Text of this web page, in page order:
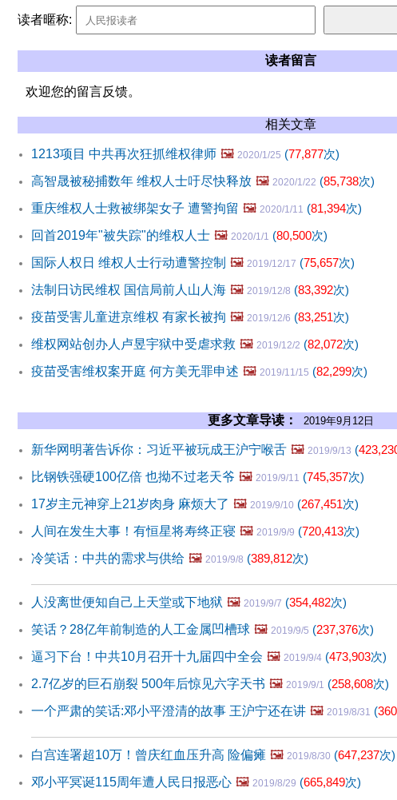
读者暱称:
读者留言
欢迎您的留言反馈。
相关文章
1213项目 中共再次狂抓维权律师 🖼️ 2020/1/25 (77,877次)
高智晟被秘捕数年 维权人士吁尽快释放 🖼️ 2020/1/22 (85,738次)
重庆维权人士救被绑架女子 遭警拘留 🖼️ 2020/1/11 (81,394次)
回首2019年"被失踪"的维权人士 🖼️ 2020/1/1 (80,500次)
国际人权日 维权人士行动遭警控制 🖼️ 2019/12/17 (75,657次)
法制日访民维权 国信局前人山人海 🖼️ 2019/12/8 (83,392次)
疫苗受害儿童进京维权 有家长被拘 🖼️ 2019/12/6 (83,251次)
维权网站创办人卢昱宇狱中受虐求救 🖼️ 2019/12/2 (82,072次)
疫苗受害维权案开庭 何方美无罪申述 🖼️ 2019/11/15 (82,299次)
更多文章导读： 2019年9月12日
新华网明著告诉你：习近平被玩成王沪宁喉舌 🖼️ 2019/9/13 (
比钢铁强硬100亿倍 也拗不过老天爷 🖼️ 2019/9/11 (745,357次)
17岁主元神穿上21岁肉身 麻烦大了 🖼️ 2019/9/10 (267,451次)
人间在发生大事！有恒星将寿终正寝 🖼️ 2019/9/9 (720,413次)
冷笑话：中共的需求与供给 🖼️ 2019/9/8 (389,812次)
人没离世便知自己上天堂或下地狱 🖼️ 2019/9/7 (354,482次)
笑话？28亿年前制造的人工金属凹槽球 🖼️ 2019/9/5 (237,376次)
逼习下台！中共10月召开十九届四中全会 🖼️ 2019/9/4 (473,903次)
2.7亿岁的巨石崩裂 500年后惊见六字天书 🖼️ 2019/9/1 (258,608次)
一个严肃的笑话:邓小平澄清的故事 王沪宁还在讲 🖼️ 2019/8/31 (
白宫连署超10万！曾庆红血压升高 险偏瘫 🖼️ 2019/8/30 (647,237次)
邓小平冥诞115周年遭人民日报恶心 🖼️ 2019/8/29 (665,849次)